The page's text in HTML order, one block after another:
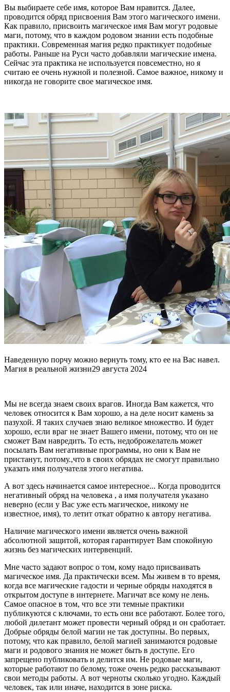
Вы выбираете себе имя, которое Вам нравится. Далее,
проводится обряд присвоения Вам этого магического имени.
Как правило, присвоить магическое имя Вам могут родовые
маги, потому, что в каждом родовом знании есть подобные
практики. Современная магия редко практикует подобные
работы. Раньше на Руси часто добавляли магические имена.
Сейчас эта практика не используется повсеместно, но я
считаю ее очень нужной и полезной. Самое важное, никому и
никогда не говорите свое магическое имя.
Наведенную порчу можно вернуть тому, кто ее на Вас навел.
Магия в реальной жизни29 августа 2024
Мы не всегда знаем своих врагов. Иногда Вам кажется, что
человек относится к Вам хорошо, а на деле носит камень за
пазухой. Я таких случаев знаю великое множество. И будет
хорошо, если враг не знает Вашего имени, потому, что он не
сможет Вам навредить. То есть, недоброжелатель может
посылать Вам негативные программы, но они к Вам не
пристанут, потому.,что в своих обрядах не смогут правильно
указать имя получателя этого негатива.
А вот здесь начинается самое интересное... Когда проводится
негативный обряд на человека , а имя получателя указано
неверно (если у Вас уже есть магическое, никому не
известное, имя), то летит откат обратно к автору негатива.
Наличие магического имени является очень важной
абсолютной защитой, которая гарантирует Вам спокойную
жизнь без магических интервенций.
Мне часто задают вопрос о том, кому надо присваивать
магическое имя. Да практически всем. Мы живем в то время,
когда все магические гадости и черные обряды находятся в
открытом доступе в интернете. Магичат все кому не лень.
Самое опасное в том, что все эти темные практики
публикуются с ключами, то есть они все работают. Более того,
любой дилетант может провести черный обряд и он сработает.
Добрые обряды белой магии не так доступны. Во первых,
потому, что как правило, белой магией занимаются родовые
маги и родового знания не может быть в доступе. Его
запрещено публиковать и делится им. Не родовые маги,
которые работают по белому, тоже очень редко рассказывают
свои методы работы. А вот черноты сколько угодно. Каждый
человек, так или иначе, находится в зоне риска.